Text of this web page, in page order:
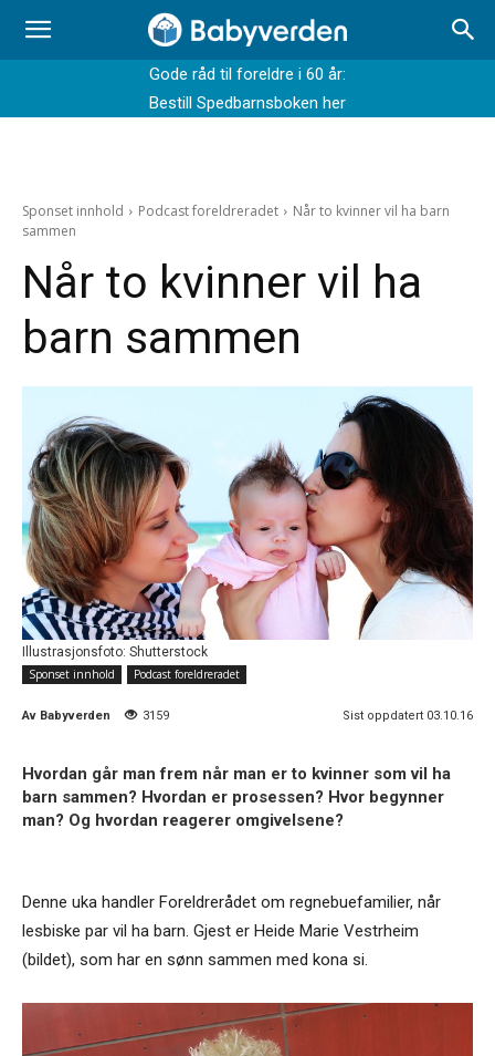
Gode råd til foreldre i 60 år:
Bestill Spedbarnsboken her
Sponset innhold Podcast foreldreradet
Når to kvinner vil ha barn
sammen
Når to kvinner vil ha
barn sammen
Illustrasjonsfoto: Shutterstock
Sponset innhold
Podcast foreldreradet
Av Babyverden 3159 Sist oppdatert 03.10.16
Hvordan går man frem når man er to kvinner som vil ha
barn sammen? Hvordan er prosessen? Hvor begynner
man? Og hvordan reagerer omgivelsene?
Denne uka handler Foreldrerådet om regnebuefamilier, når
lesbiske par vil ha barn. Gjest er Heide Marie Vestrheim
(bildet), som har en sønn sammen med kona si.